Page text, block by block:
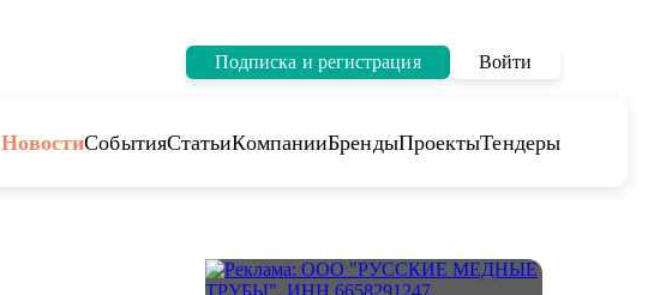
Подписка и регистрация Войти
НовостиСобытияСтатьиКомпанииБрендыПроектыТендеры